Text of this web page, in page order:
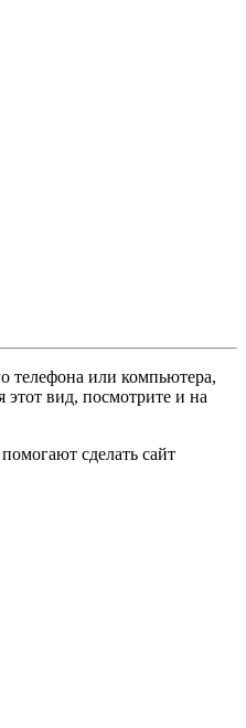
телефона или компьютера,
этот вид, посмотрите и на
сделать сайт